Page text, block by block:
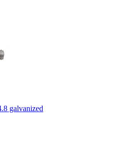
galvanized